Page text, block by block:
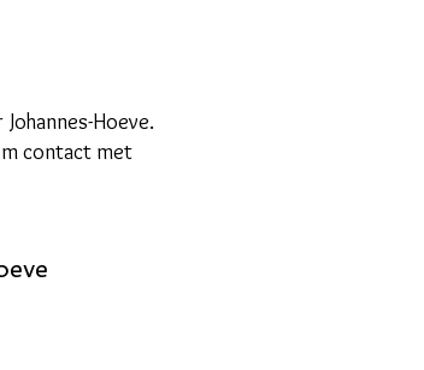
Hoeve.
contact met